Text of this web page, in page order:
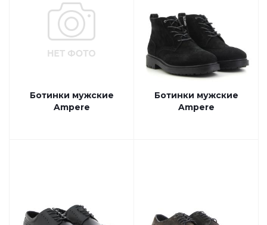
Ботинки мужские
Ampere
Ботинки мужские
Ampere